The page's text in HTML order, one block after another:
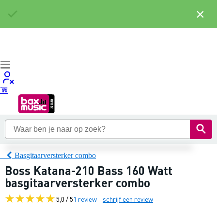
Basgitaarversterker combo
Boss Katana-210 Bass 160 Watt
basgitaarversterker combo
5,0 / 51 review schrijf een review
×